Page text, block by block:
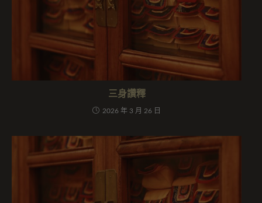
三身讚釋
2026 年 3 月 26 日